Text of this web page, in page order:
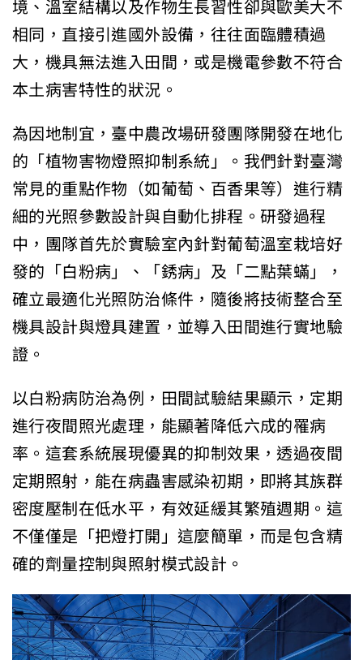
相同，直接引進國外設備，往往面臨體積過
大，機具無法進入田間，或是機電參數不符合
本土病害特性的狀況。
為因地制宜，臺中農改場研發團隊開發在地化
的「植物害物燈照抑制系統」。我們針對臺灣
常見的重點作物（如葡萄、百香果等）進行精
細的光照參數設計與自動化排程。研發過程
中，團隊首先於實驗室內針對葡萄溫室栽培好
發的「白粉病」、「銹病」及「二點葉蟎」，
確立最適化光照防治條件，隨後將技術整合至
機具設計與燈具建置，並導入田間進行實地驗
證。
以白粉病防治為例，田間試驗結果顯示，定期
進行夜間照光處理，能顯著降低六成的罹病
率。這套系統展現優異的抑制效果，透過夜間
定期照射，能在病蟲害感染初期，即將其族群
密度壓制在低水平，有效延緩其繁殖週期。這
不僅僅是「把燈打開」這麼簡單，而是包含精
確的劑量控制與照射模式設計。